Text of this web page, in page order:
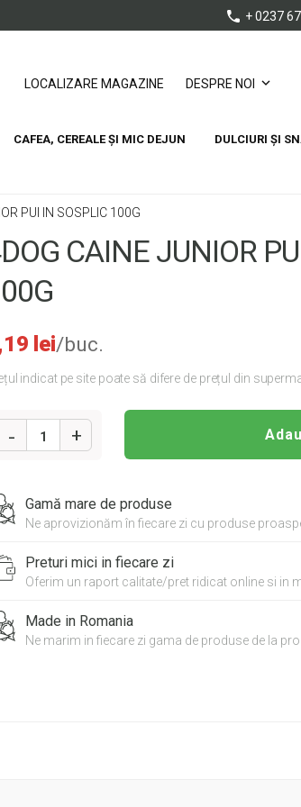
+ 0237
LOCALIZARE MAGAZINE DESPRE NOI
CAFEA, CEREALE ȘI MIC DEJUN DULCIURI ȘI
PUI IN SOSPLIC 100G
produs: 5949060213966
CAINE JUNIOR
lei/buc.
indicat pe site poate să difere de prețul din
1
CAINE
JUNIOR
IN
SOSPLIC
Gamă mare de produse
Ne aprovizionăm în fiecare zi cu produse
Preturi mici in fiecare zi
Oferim un raport calitate/pret ridicat online si in
Made in Romania
Ne marim in fiecare zi gama de produse de la